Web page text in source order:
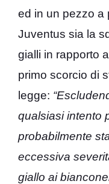
ed in un pezzo a
Juventus sia la
gialli in rapporto
primo scorcio di
legge:
qualsiasi intento
probabilmente
eccessiva
giallo ai